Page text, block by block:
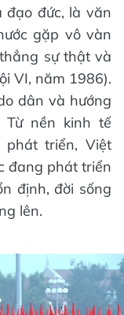
đạo đức, là văn
gặp vô vàn
sự thật và
VI, năm 1986).
dân và hướng
Từ nền kinh tế
phát triển, Việt
đang phát triển
định, đời sống
lên.